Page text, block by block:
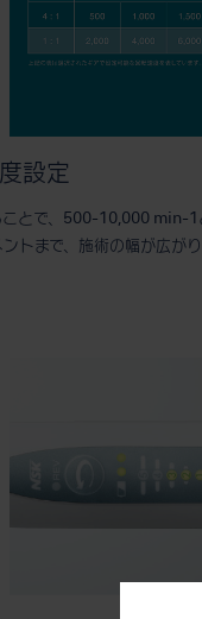
設定
ことで、500-10,000 min-1
トまで、施術の幅が広がり